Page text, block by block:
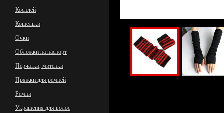
Косплей
Кошельки
Очки
Обложки на паспорт
Перчатки, митенки
Пряжки для ремней
Ремни
Украшения для волос